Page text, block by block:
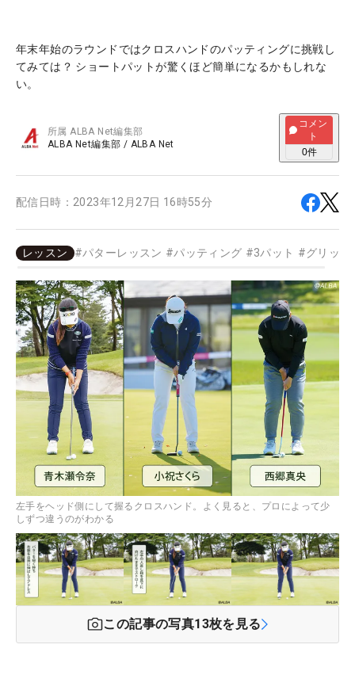
年末年始のラウンドではクロスハンドのパッティングに挑戦し
てみては？ ショートパットが驚くほど簡単になるかもしれな
い。
所属ALBA Net編集部
ALBA Net編集部 / ALBA Net
コメン
ト
0件
配信日時： 2023年12月27日 16時55分
レッスン #パターレッスン #パッティング #3パット #グリップ
左手をヘッド側にして握るクロスハンド。よく見ると、プロによって少
しずつ違うのがわかる
この記事の写真13枚を見る